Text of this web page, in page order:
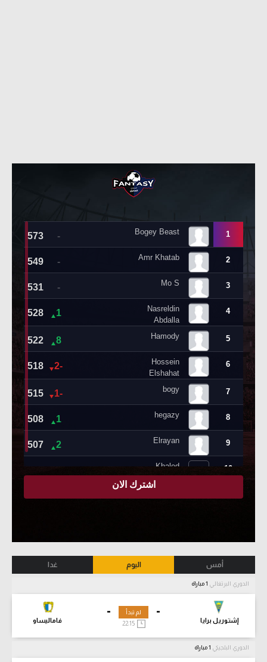
أمس اليوم غدا
الدوري البرتغالي
-
إشتوريل برايا
-
فاماليساو
لم تبدأ
22:15
الدوري البلجيكي